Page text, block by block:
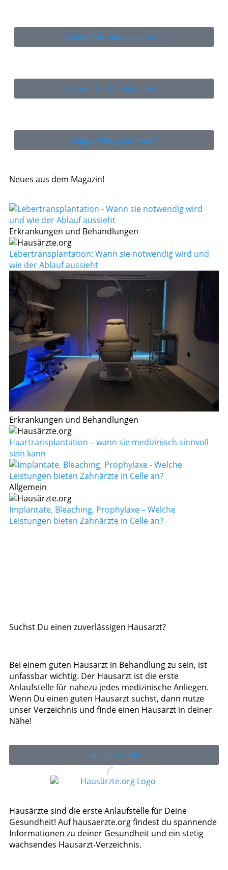
Ladival Beruhigungsserum*
Lorano Pro Antiallergikum*
Allegra Allergietabletten*
Neues aus dem Magazin!
Erkrankungen und Behandlungen
Lebertransplantation: Wann sie notwendig wird und
wie der Ablauf aussieht
Erkrankungen und Behandlungen
Haartransplantation – wann sie medizinisch sinnvoll
sein kann
Allgemein
Implantate, Bleaching, Prophylaxe – Welche
Leistungen bieten Zahnärzte in Celle an?
Suchst Du einen zuverlässigen Hausarzt?
Bei einem guten Hausarzt in Behandlung zu sein, ist
unfassbar wichtig. Der Hausarzt ist die erste
Anlaufstelle für nahezu jedes medizinische Anliegen.
Wenn Du einen guten Hausarzt suchst, dann nutze
unser Verzeichnis und finde einen Hausarzt in deiner
Nähe!
Hausarzt finden
Hausärzte sind die erste Anlaufstelle für Deine
Gesundheit! Auf hausaerzte.org findest du spannende
Informationen zu deiner Gesundheit und ein stetig
wachsendes Hausarzt-Verzeichnis.